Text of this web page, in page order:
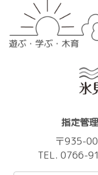
指定管
〒935-
TEL. 0766-